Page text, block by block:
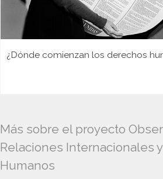
¿Dónde comienzan los derechos
Más sobre el proyecto
Relaciones Internacionales
Humanos